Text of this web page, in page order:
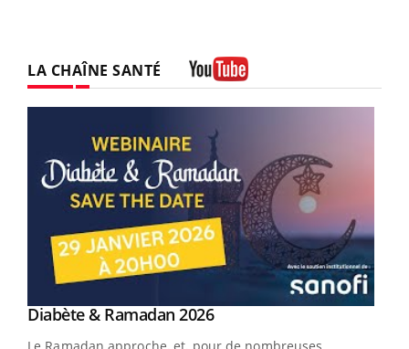
LA CHAÎNE SANTÉ
Youtube
Diabète & Ramadan 2026Youtube